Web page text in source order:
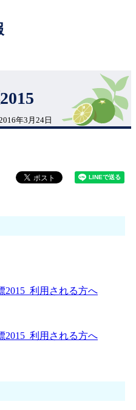
年3月24日
2015_利用される方へ
2015_利用される方へ